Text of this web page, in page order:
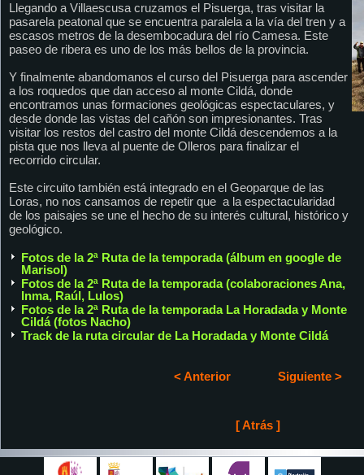
Llegando a Villaescusa cruzamos el Pisuerga, tras visitar la
pasarela peatonal que se encuentra paralela a la vía del tren y a
escasos metros de la desembocadura del río Camesa. Este
paseo de ribera es uno de los más bellos de la provincia.
Y finalmente abandomanos el curso del Pisuerga para ascender
a los roquedos que dan acceso al monte Cildá, donde
encontramos unas formaciones geológicas espectaculares, y
desde donde las vistas del cañón son impresionantes. Tras
visitar los restos del castro del monte Cildá descendemos a la
pista que nos lleva al puente de Olleros para finalizar el
recorrido circular.
Este circuito también está integrado en el Geoparque de las
Loras, no nos cansamos de repetir que a la espectacularidad
de los paisajes se une el hecho de su interés cultural, histórico y
geológico.
Fotos de la 2ª Ruta de la temporada (álbum en google de
Marisol)
Fotos de la 2ª Ruta de la temporada (colaboraciones Ana,
Inma, Raúl, Lulos)
Fotos de la 2ª Ruta de la temporada La Horadada y Monte
Cildá (fotos Nacho)
Track de la ruta circular de La Horadada y Monte Cildá
< Anterior Siguiente >
[ Atrás ]